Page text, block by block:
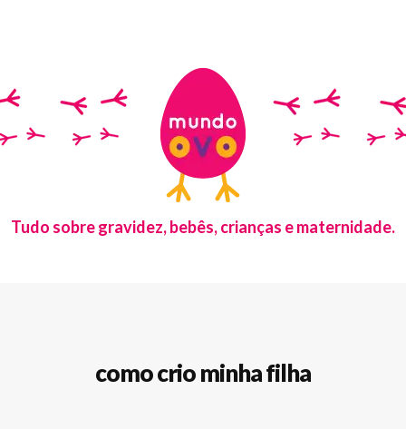
Tudo sobre gravidez, bebês, crianças e maternidade.
como crio minha filha